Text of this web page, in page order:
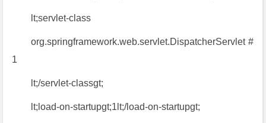
lt;servlet-class
org.springframework.web.servlet.DispatcherServlet #
1
lt;/servlet-classgt;
lt;load-on-startupgt;1lt;/load-on-startupgt;